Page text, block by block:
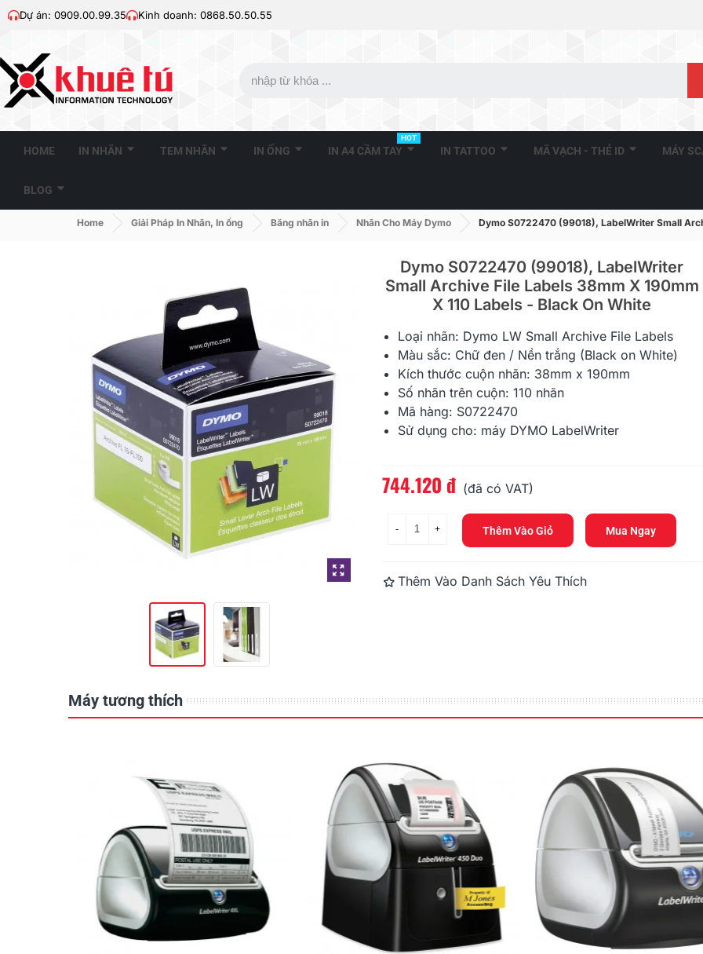
Dự án: 0909.00.99.35 Kinh doanh: 0868.50.50.55
HOME IN NHÃN TEM NHÃN IN ỐNG IN A4 CẦM TAY
HOT
IN TATTOO MÃ VẠCH - THẺ ID MÁY
BLOG
Home Giải Pháp In Nhãn, In ống Băng nhãn in Nhãn Cho Máy Dymo Dymo S0722470 (99018), LabelWriter Small
Dymo S0722470 (99018), LabelWriter
Small Archive File Labels 38mm X 190mm
X 110 Labels - Black On White
Loại nhãn: Dymo LW Small Archive File Labels
Màu sắc: Chữ đen / Nền trắng (Black on White)
Kích thước cuộn nhãn: 38mm x 190mm
Số nhãn trên cuộn: 110 nhãn
Mã hàng: S0722470
Sử dụng cho: máy DYMO LabelWriter
Đọc thêm
744.120 đ (đã có VAT)
- + Thêm Vào Giỏ Mua Ngay
Thêm Vào Danh Sách Yêu Thích
DM-A11352, Black On White,
25mm X 54mm X 500...
378.000 đ
DM-A11354, Black On White,
32mm X 57mm X 1000...
356.400 đ
DM-
19mm X
Máy tương thích